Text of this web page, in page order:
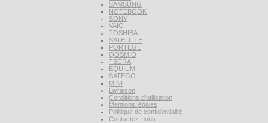
SAMSUNG
NOTEBOOK
SONY
VAIO
TOSHIBA
SATELLITE
PORTEGE
QOSMIO
TECRA
EQUIUM
SATEGO
MINI
Livraison
Conditions d'utilisation
Mentions légales
Politique de confidentialité
Contactez-nous